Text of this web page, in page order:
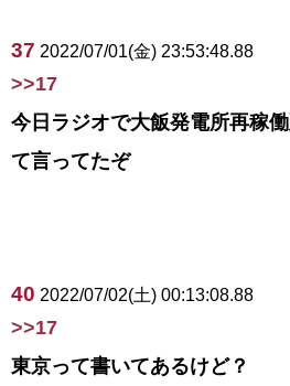
37 2022/07/01(金) 23:53:48.88
>>17
今日ラジオで大飯発電所再稼
て言ってたぞ
40 2022/07/02(土) 00:13:08.88
>>17
東京って書いてあるけど？